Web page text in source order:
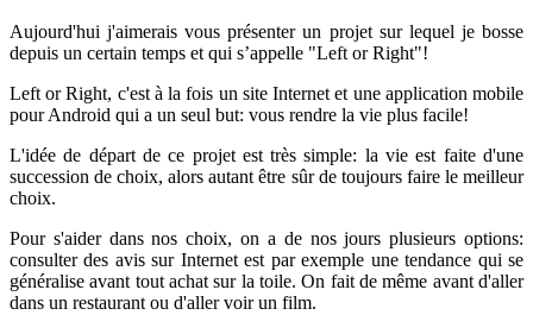
Aujourd'hui j'aimerais vous présenter un projet sur lequel je bosse
depuis un certain temps et qui s’appelle "Left or Right"!
Left or Right, c'est à la fois un site Internet et une application mobile
pour Android qui a un seul but: vous rendre la vie plus facile!
L'idée de départ de ce projet est très simple: la vie est faite d'une
succession de choix, alors autant être sûr de toujours faire le meilleur
choix.
Pour s'aider dans nos choix, on a de nos jours plusieurs options:
consulter des avis sur Internet est par exemple une tendance qui se
généralise avant tout achat sur la toile. On fait de même avant d'aller
dans un restaurant ou d'aller voir un film.